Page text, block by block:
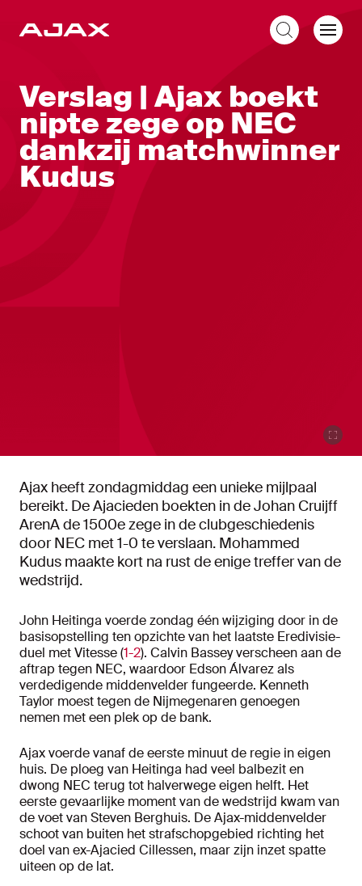
Verslag | Ajax boekt
nipte zege op NEC
dankzij matchwinner
Kudus
Ajax heeft zondagmiddag een unieke mijlpaal
bereikt. De Ajacieden boekten in de Johan Cruijff
ArenA de 1500e zege in de clubgeschiedenis
door NEC met 1-0 te verslaan. Mohammed
Kudus maakte kort na rust de enige treffer van de
wedstrijd.
John Heitinga voerde zondag één wijziging door in de
basisopstelling ten opzichte van het laatste Eredivisie-
duel met Vitesse (1-2). Calvin Bassey verscheen aan de
aftrap tegen NEC, waardoor Edson Álvarez als
verdedigende middenvelder fungeerde. Kenneth
Taylor moest tegen de Nijmegenaren genoegen
nemen met een plek op de bank.
Ajax voerde vanaf de eerste minuut de regie in eigen
huis. De ploeg van Heitinga had veel balbezit en
dwong NEC terug tot halverwege eigen helft. Het
eerste gevaarlijke moment van de wedstrijd kwam van
de voet van Steven Berghuis. De Ajax-middenvelder
schoot van buiten het strafschopgebied richting het
doel van ex-Ajacied Cillessen, maar zijn inzet spatte
uiteen op de lat.